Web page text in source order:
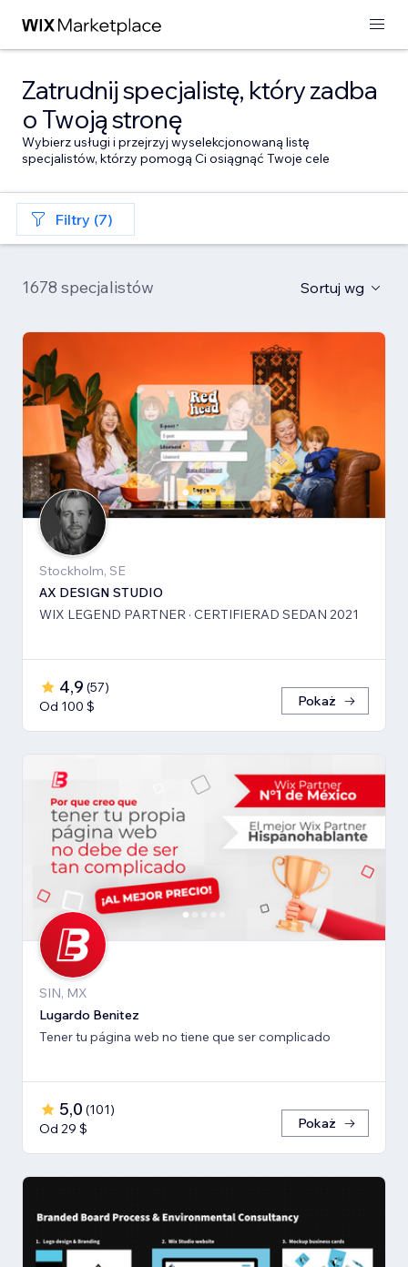
Zatrudnij specjalistę, który zadba
o Twoją stronę
Wybierz usługi i przejrzyj wyselekcjonowaną listę
specjalistów, którzy pomogą Ci osiągnąć Twoje cele
Filtry (7)
1678 specjalistów Sortuj wg
Stockholm, SE
AX DESIGN STUDIO
WIX LEGEND PARTNER · CERTIFIERAD SEDAN 2021
4,9 (57)
Od 100 $
Pokaż
SIN, MX
Lugardo Benitez
Tener tu página web no tiene que ser complicado
5,0 (101)
Od 29 $
Pokaż